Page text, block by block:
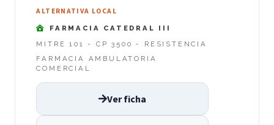
ALTERNATIVA LOCAL
FARMACIA CATEDRAL III
MITRE 101 - CP 3500 - RESISTENCIA
FARMACIA AMBULATORIA
COMERCIAL
Ver ficha